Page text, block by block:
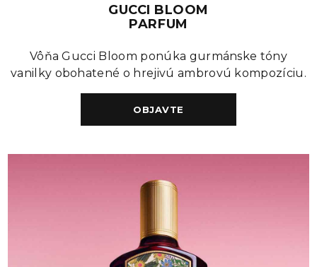
GUCCI BLOOM
PARFUM
Vôňa Gucci Bloom ponúka gurmánske tóny
vanilky obohatené o hrejivú ambrovú kompozíciu.
OBJAVTE